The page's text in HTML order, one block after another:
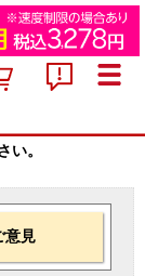
い。
意見